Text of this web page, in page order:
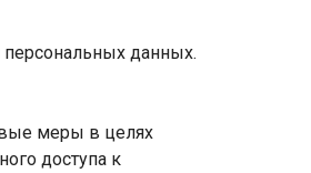
данных.
меры в целях
доступа к